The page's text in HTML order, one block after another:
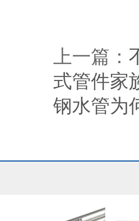
上一篇：
式管件家
钢水管为